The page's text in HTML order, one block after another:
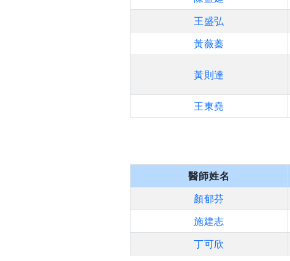
王盛弘
黃薇蓁
黃則達
王東堯
醫師姓名
顏郁芬
施建志
丁可欣